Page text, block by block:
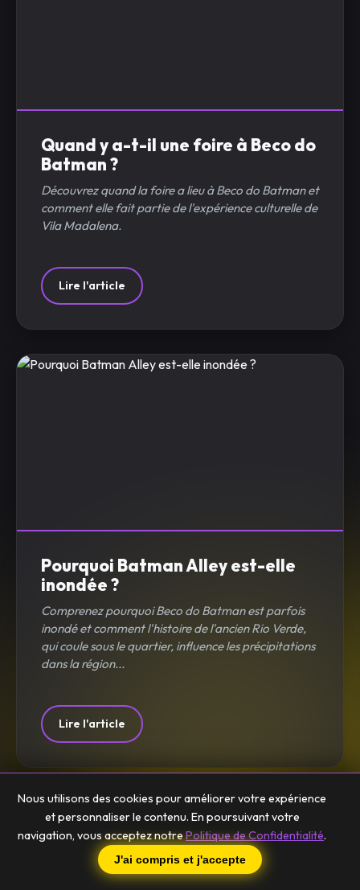
Quand y a-t-il une foire à Beco do
Batman ?
Découvrez quand la foire a lieu à Beco do Batman et
comment elle fait partie de l'expérience culturelle de
Vila Madalena.
Lire l'article
Pourquoi Batman Alley est-elle
inondée ?
Comprenez pourquoi Beco do Batman est parfois
inondé et comment l'histoire de l'ancien Rio Verde,
qui coule sous le quartier, influence les précipitations
dans la région...
Lire l'article
Nous utilisons des cookies pour améliorer votre expérience
et personnaliser le contenu. En poursuivant votre
navigation, vous acceptez notrePolitique de Confidentialité.
J'ai compris et j'accepte